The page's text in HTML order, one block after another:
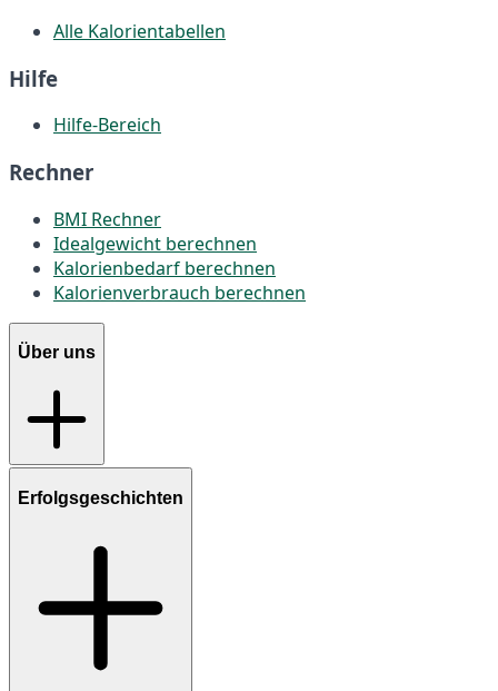
Alle Kalorientabellen
Hilfe
Hilfe-Bereich
Rechner
BMI Rechner
Idealgewicht berechnen
Kalorienbedarf berechnen
Kalorienverbrauch berechnen
Über uns
Erfolgsgeschichten